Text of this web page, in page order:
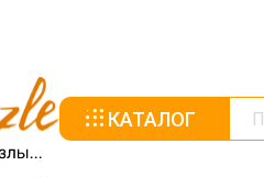
КАТАЛОГ